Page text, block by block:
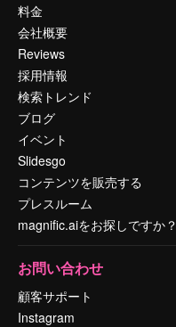
料金
会社概要
Reviews
採用情報
検索トレンド
ブログ
イベント
Slidesgo
コンテンツを販売する
プレスルーム
magnific.aiをお探しですか？
お問い合わせ
顧客サポート
Instagram